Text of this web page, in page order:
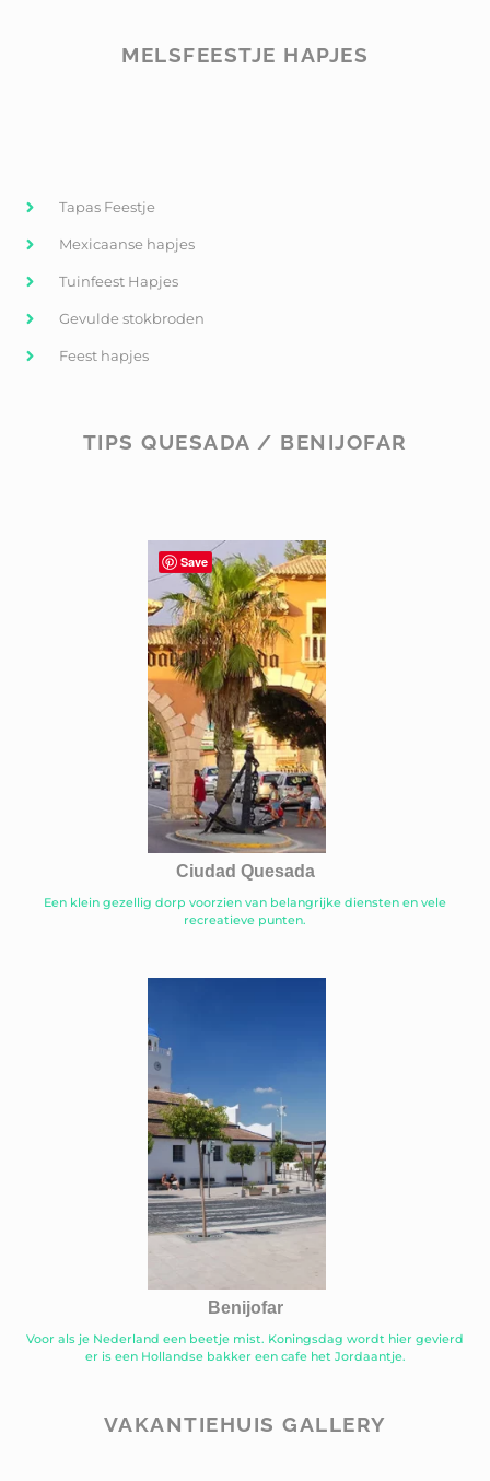
MELSFEESTJE HAPJES
Tapas Feestje
Mexicaanse hapjes
Tuinfeest Hapjes
Gevulde stokbroden
Feest hapjes
TIPS QUESADA / BENIJOFAR
Ciudad Quesada
Een klein gezellig dorp voorzien van belangrijke diensten en vele
recreatieve punten.
Benijofar
Voor als je Nederland een beetje mist. Koningsdag wordt hier gevierd
er is een Hollandse bakker een cafe het Jordaantje.
VAKANTIEHUIS GALLERY
Save